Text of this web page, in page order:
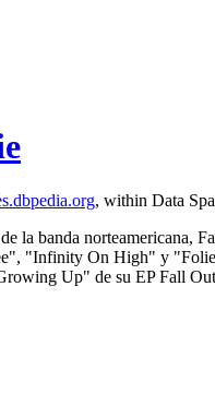
, within Data
la banda norteamericana,
"Infinity On High" y
Up" de su EP Fall